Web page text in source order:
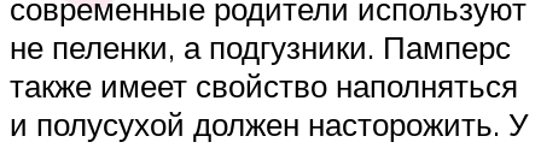
современные родители используют
не пеленки, а подгузники. Памперс
также имеет свойство наполняться
и полусухой должен насторожить. У